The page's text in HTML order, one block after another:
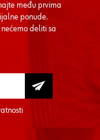
među prvima
ponude.
deliti sa